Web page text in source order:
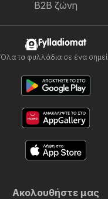
B2B ζώνη
Fylladiomat
Όλα τα φυλλάδια σε ένα
Ακολουθήστε μας